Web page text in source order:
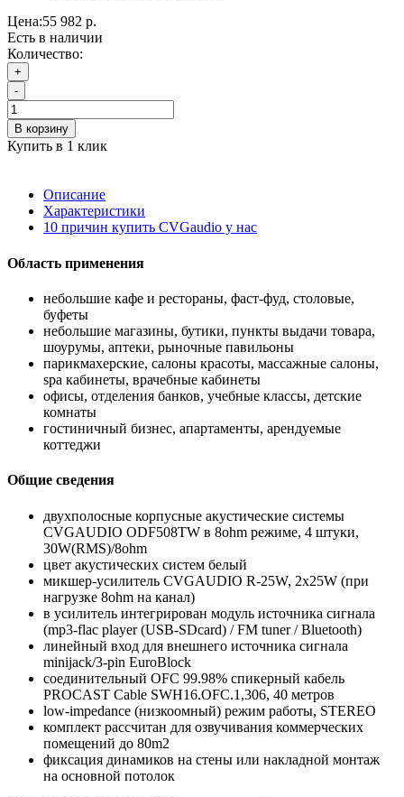
Цена:55 982 р.
Есть в наличии
Количество:
+
-
В корзину
Купить в 1 клик
Описание
Характеристики
10 причин купить CVGaudio у нас
Область применения
небольшие кафе и рестораны, фаст-фуд, столовые,
буфеты
небольшие магазины, бутики, пункты выдачи товара,
шоурумы, аптеки, рыночные павильоны
парикмахерские, салоны красоты, массажные салоны,
spa кабинеты, врачебные кабинеты
офисы, отделения банков, учебные классы, детские
комнаты
гостиничный бизнес, апартаменты, арендуемые
коттеджи
Общие сведения
двухполосные корпусные акустические системы
CVGAUDIO ODF508TW в 8ohm режиме, 4 штуки,
30W(RMS)/8ohm
цвет акустических систем белый
микшер-усилитель CVGAUDIO R-25W, 2х25W (при
нагрузке 8ohm на канал)
в усилитель интегрирован модуль источника сигнала
(mp3-flac player (USB-SDcard) / FM tuner / Bluetooth)
линейный вход для внешнего источника сигнала
minijack/3-pin EuroBlock
соединительный OFC 99.98% спикерный кабель
PROCAST Cable SWH16.OFC.1,306, 40 метров
low-impedance (низкоомный) режим работы, STEREO
комплект рассчитан для озвучивания коммерческих
помещений до 80m2
фиксация динамиков на стены или накладной монтаж
на основной потолок